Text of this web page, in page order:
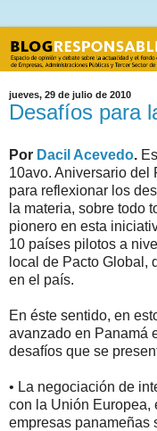
jueves, 29 de julio de 2010
Desafíos para
Por Dacil Acevedo.
10avo. Aniversario del
para reflexionar los
la materia, sobre todo
pionero en esta
10 países pilotos a
local de Pacto Global,
en el país.
En éste sentido, en
avanzado en Panamá
desafíos que se
• La negociación de
con la Unión Europea,
empresas panameñas